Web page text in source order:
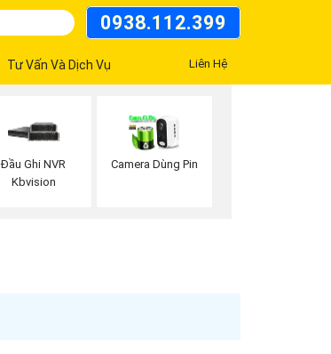
0938.112.399
Tư Vấn Và Dịch Vụ Liên Hệ
Đầu Ghi NVR
Kbvision
Camera Dùng Pin